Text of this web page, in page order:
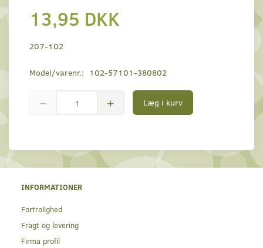
13,95 DKK
207-102
Model/varenr.: 102-57101-380802
Læg i kurv
INFORMATIONER
Fortrolighed
Fragt og levering
Firma profil